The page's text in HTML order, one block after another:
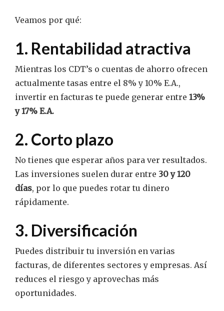
Veamos por qué:
1. Rentabilidad atractiva
Mientras los CDT’s o cuentas de ahorro ofrecen
actualmente tasas entre el 8% y 10% E.A.,
invertir en facturas te puede generar entre 13%
y 17% E.A.
2. Corto plazo
No tienes que esperar años para ver resultados.
Las inversiones suelen durar entre 30 y 120
días, por lo que puedes rotar tu dinero
rápidamente.
3. Diversificación
Puedes distribuir tu inversión en varias
facturas, de diferentes sectores y empresas. Así
reduces el riesgo y aprovechas más
oportunidades.